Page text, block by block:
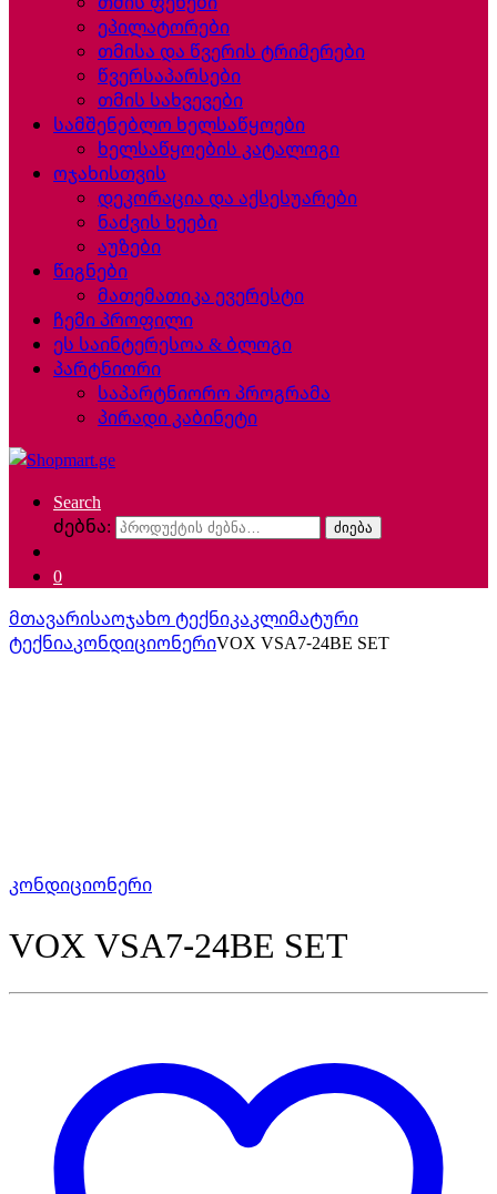
ეპილატორები
თმისა და წვერის ტრიმერები
წვერსაპარსები
თმის სახვევები
სამშენებლო ხელსაწყოები
ხელსაწყოების კატალოგი
ოჯახისთვის
დეკორაცია და აქსესუარები
ნაძვის ხეები
აუზები
წიგნები
მათემათიკა ევერესტი
ჩემი პროფილი
ეს საინტერესოა & ბლოგი
პარტნიორი
საპარტნიორო პროგრამა
პირადი კაბინეტი
Search
ძებნა:
ძიება
0
მთავარისაოჯახო ტექნიკაკლიმატური
ტექნიაკონდიციონერიVOX VSA7-24BE SET
კონდიციონერი
VOX VSA7-24BE SET